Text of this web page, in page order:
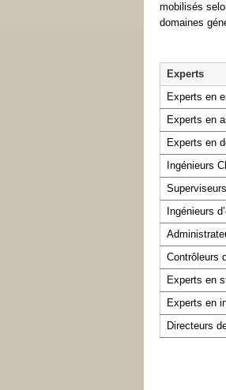
mobilisés
domaines
Experts
Experts en
Experts en
Experts en
Ingénieurs
Ingénieurs
Contrôleurs
Experts en
Experts en
Directeurs